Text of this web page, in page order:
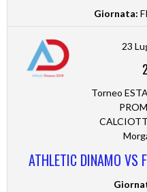
Giornata:
23
2
Torneo
ATHLETIC DINAMO VS